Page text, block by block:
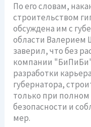
По его словам,
строительством
обсуждена им с
области Валерием
заверил, что без
компании
разработки
губернатора,
только при полном
безопасности и
мер.